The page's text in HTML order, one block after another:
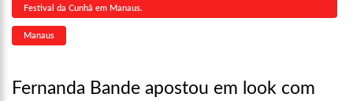
Festival da Cunhã em Manaus.
Manaus
Fernanda Bande apostou em look com